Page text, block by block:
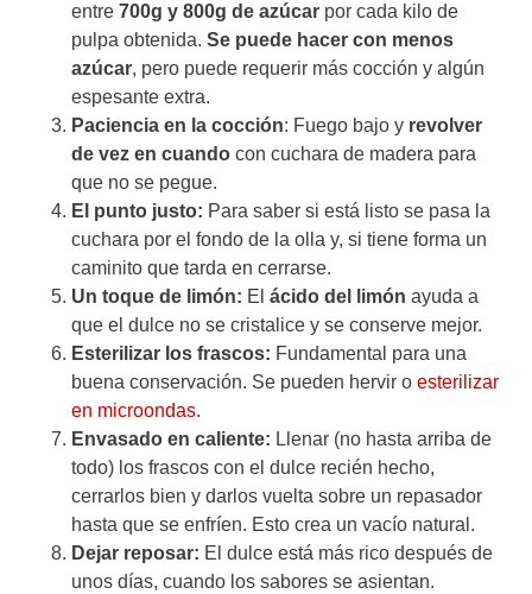
entre 700g y 800g de azúcar por cada kilo de
pulpa obtenida. Se puede hacer con menos
azúcar, pero puede requerir más cocción y algún
espesante extra.
Paciencia en la cocción: Fuego bajo y revolver
de vez en cuando con cuchara de madera para
que no se pegue.
El punto justo: Para saber si está listo se pasa la
cuchara por el fondo de la olla y, si tiene forma un
caminito que tarda en cerrarse.
Un toque de limón: El ácido del limón ayuda a
que el dulce no se cristalice y se conserve mejor.
Esterilizar los frascos: Fundamental para una
buena conservación. Se pueden hervir o esterilizar
en microondas.
Envasado en caliente: Llenar (no hasta arriba de
todo) los frascos con el dulce recién hecho,
cerrarlos bien y darlos vuelta sobre un repasador
hasta que se enfríen. Esto crea un vacío natural.
Dejar reposar: El dulce está más rico después de
unos días, cuando los sabores se asientan.